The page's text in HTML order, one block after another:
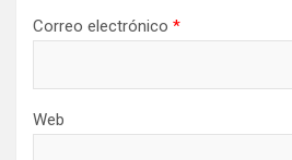
Correo electrónico *
Web